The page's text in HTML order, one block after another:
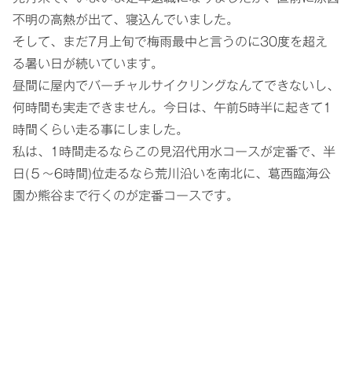
不明の高熱が出て、寝込んでいました。
そして、まだ7月上旬で梅雨最中と言うのに30度を超え
る暑い日が続いています。
昼間に屋内でバーチャルサイクリングなんてできないし、
何時間も実走できません。今日は、午前5時半に起きて1
時間くらい走る事にしました。
私は、1時間走るならこの見沼代用水コースが定番で、半
日(５〜6時間)位走るなら荒川沿いを南北に、葛西臨海公
園か熊谷まで行くのが定番コースです。